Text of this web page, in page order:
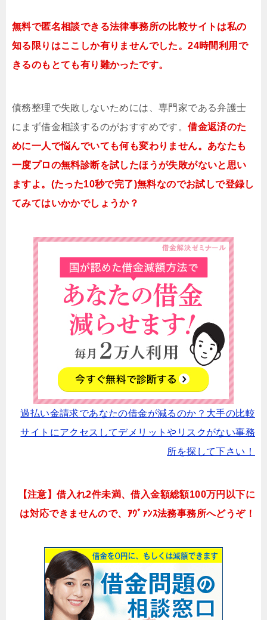
無料で匿名相談できる法律事務所の比較サイトは私の
知る限りはここしか有りませんでした。24時間利用で
きるのもとても有り難かったです。
債務整理で失敗しないためには、専門家である弁護士
にまず借金相談するのがおすすめです。借金返済のた
めに一人で悩んでいても何も変わりません。あなたも
一度プロの無料診断を試したほうが失敗がないと思い
ますよ。(たった10秒で完了)無料なのでお試しで登録し
てみてはいかかでしょうか？
過払い金請求であなたの借金が減るのか？大手の比較
サイトにアクセスしてデメリットやリスクがない事務
所を探して下さい！
【注意】借入れ2件未満、借入金額総額100万円以下に
は対応できませんので、ｱｳﾞｧﾝｽ法務事務所へどうぞ！